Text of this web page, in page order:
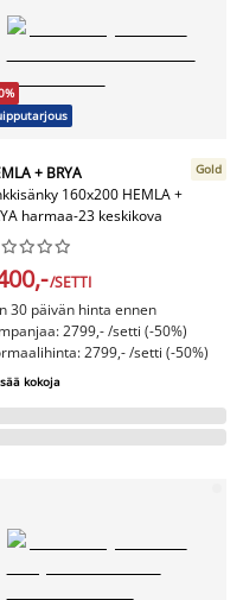
+ BRYA
160x200 HEMLA +
harmaa-23 keskikova
Gold





/SETTI
30 päivän hinta ennen
2799,- /setti (-50%)
2799,- /setti (-50%)
kokoja